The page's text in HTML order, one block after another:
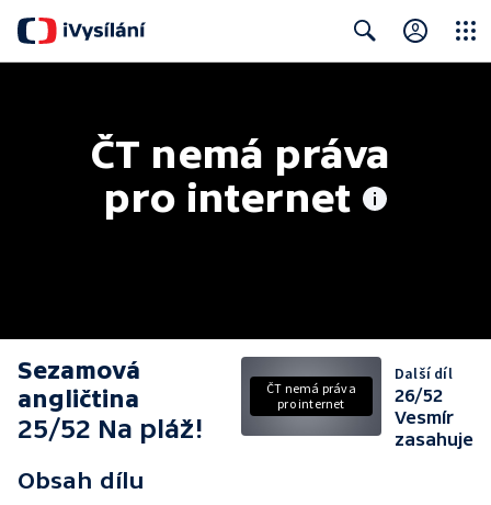
ČT nemá práva
pro internet
Sezamová
angličtina
25/52 Na pláž!
Obsah dílu
ČT nemá práva
pro internet
Další díl
26/52
Vesmír
zasahuje